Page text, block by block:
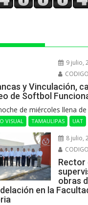
9 julio,
y Vinculación,
de Softbol
de miércoles llena
VISUAL TAMAULIPAS UAT
8 julio,
Rector
obras
en la